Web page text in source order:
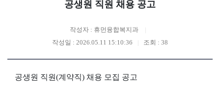
공생원 직원 채용 공고
작성자 : 휴먼융합복지과
작성일 : 2026.05.11 15:10:36
조회 : 38
공생원 직원(계약직) 채용 모집 공고